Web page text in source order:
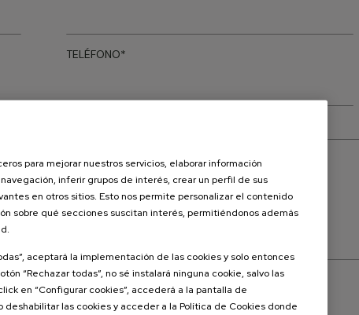
TELÉFONO*
de sumar cinco y el número cuatro
para mejorar nuestros servicios, elaborar información
inferir grupos de interés, crear un perfil de sus
en otros sitios. Esto nos permite personalizar el contenido
sobre qué secciones suscitan interés, permitiéndonos además
aceptará la implementación de las cookies y solo entonces
“Rechazar todas”, no sé instalará ninguna cookie, salvo las
en “Configurar cookies”, accederá a la pantalla de
las cookies y acceder a la Política de Cookies donde